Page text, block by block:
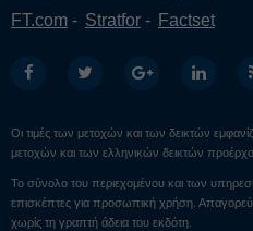
FT.com Stratfor Factset
Οι τιμές των μετοχών και των δεικτών
μετοχών και των ελληνικών δεικτών
Το σύνολο του περιεχομένου και των
επισκέπτες για προσωπική χρήση.
χωρίς τη γραπτή άδεια του εκδότη.